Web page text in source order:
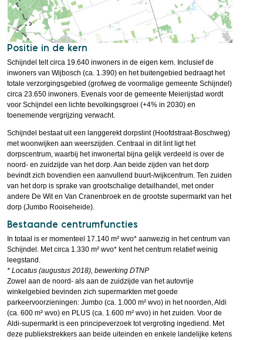
Positie in de kern
Schijndel telt circa 19.640 inwoners in de eigen kern. Inclusief de
inwoners van Wijbosch (ca. 1.390) en het buitengebied bedraagt het
totale verzorgingsgebied (grofweg de voormalige gemeente Schijndel)
circa 23.650 inwoners. Evenals voor de gemeente Meierijstad wordt
voor Schijndel een lichte bevolkingsgroei (+4% in 2030) en
toenemende vergrijzing verwacht.
Schijndel bestaat uit een langgerekt dorpslint (Hoofdstraat-Boschweg)
met woonwijken aan weerszijden. Centraal in dit lint ligt het
dorpscentrum, waarbij het inwonertal bijna gelijk verdeeld is over de
noord- en zuidzijde van het dorp. Aan beide zijden van het dorp
bevindt zich bovendien een aanvullend buurt-/wijkcentrum. Ten zuiden
van het dorp is sprake van grootschalige detailhandel, met onder
andere De Wit en Van Cranenbroek en de grootste supermarkt van het
dorp (Jumbo Rooiseheide).
Bestaande centrumfuncties
In totaal is er momenteel 17.140 m² wvo* aanwezig in het centrum van
Schijndel. Met circa 1.330 m² wvo* kent het centrum relatief weinig
leegstand.
* Locatus (augustus 2018), bewerking DTNP
Zowel aan de noord- als aan de zuidzijde van het autovrije
winkelgebied bevinden zich supermarkten met goede
parkeervoorzieningen: Jumbo (ca. 1.000 m² wvo) in het noorden, Aldi
(ca. 600 m² wvo) en PLUS (ca. 1.600 m² wvo) in het zuiden. Voor de
Aldi-supermarkt is een principeverzoek tot vergroting ingediend. Met
deze publiekstrekkers aan beide uiteinden en enkele landelijke ketens